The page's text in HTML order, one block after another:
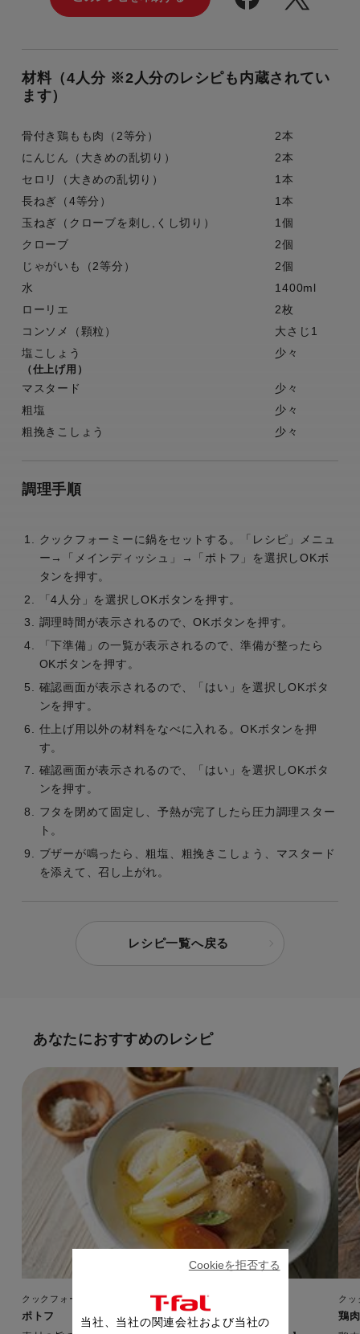
材料（4人分 ※2人分のレシピも内蔵されてい
ます）
骨付き鶏もも肉（2等分）
2本
にんじん（大きめの乱切り）
2本
セロリ（大きめの乱切り）
1本
長ねぎ（4等分）
1本
玉ねぎ（クローブを刺し,くし切り）
1個
クローブ
2個
じゃがいも（2等分）
2個
水
1400ml
ローリエ
2枚
コンソメ（顆粒）
大さじ1
塩こしょう
少々
（仕上げ用）
マスタード
少々
粗塩
少々
粗挽きこしょう
少々
調理手順
クックフォーミーに鍋をセットする。「レシピ」メニュ
ー→「メインディッシュ」→「ポトフ」を選択しOKボ
タンを押す。
「4人分」を選択しOKボタンを押す。
調理時間が表示されるので、OKボタンを押す。
「下準備」の一覧が表示されるので、準備が整ったら
OKボタンを押す。
確認画面が表示されるので、「はい」を選択しOKボタ
ンを押す。
仕上げ用以外の材料をなべに入れる。OKボタンを押
す。
確認画面が表示されるので、「はい」を選択しOKボタ
ンを押す。
フタを閉めて固定し、予熱が完了したら圧力調理スター
ト。
ブザーが鳴ったら、粗塩、粗挽きこしょう、マスタード
を添えて、召し上がれ。
レシピ一覧へ戻る
あなたにおすすめのレシピ
クックフォーミー エクスプレス（150レシピ内蔵）
ポトフ
クッ
鶏
当社、当社の関連会社および当社の
Cookieを拒否する